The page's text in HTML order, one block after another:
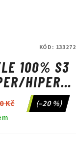
100% S3
HIPER
Kč
(–20 %)
KÓD: 133272